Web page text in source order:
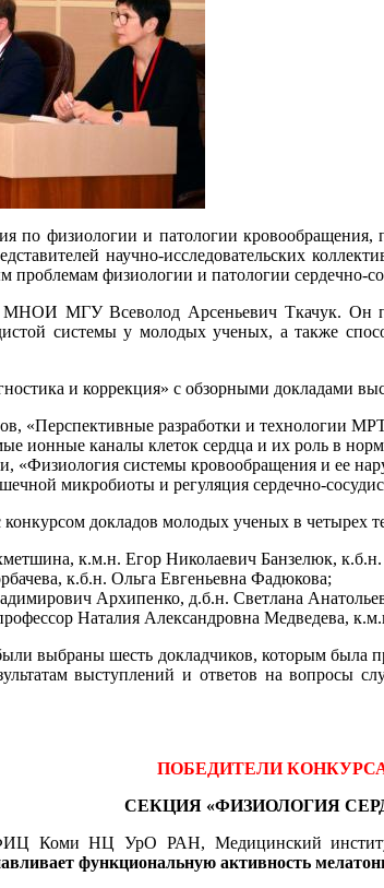
по физиологии и патологии
научно-исследовательских
проблемам физиологии и патологии сердечно-
МГУ Всеволод Арсеньевич Ткачук. Он
системы у молодых ученых, а также
и коррекция» с обзорными докладами
«Перспективные разработки и технологии
ионные каналы клеток сердца и их роль в
системы кровообращения и ее
микробиоты и регуляция сердечно-
докладов молодых ученых в четырех
к.м.н. Егор Николаевич Банзелюк,
к.б.н. Ольга Евгеньевна Фадюкова;
Архипенко, д.б.н. Светлана
Наталия Александровна Медведева,
выбраны шесть докладчиков, которым была
выступлений и ответов на вопросы
ПОБЕДИТЕЛИ
СЕКЦИЯ «ФИЗИОЛОГИЯ
Коми НЦ УрО РАН, Медицинский институт
функциональную активность